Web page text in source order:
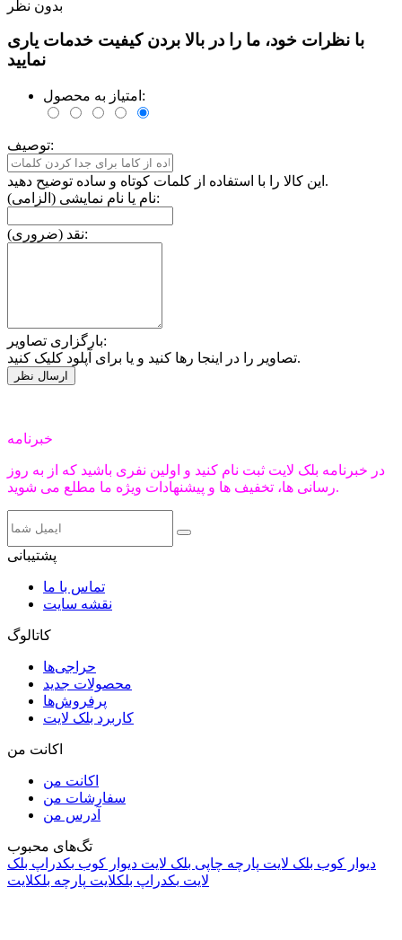
بدون نظر
با نظرات خود، ما را در بالا بردن کیفیت خدمات یاری
نمایید
امتیاز به محصول:
توصیف:
این کالا را با استفاده از کلمات کوتاه و ساده توضیح دهید.
نام یا نام نمایشی (الزامی):
نقد (ضروری):
بارگزاری تصاویر:
تصاویر را در اینجا رها کنید و یا برای آپلود کلیک کنید.
خبرنامه
در خبرنامه بلک لایت ثبت نام کنید و اولین نفری باشید که از به روز
رسانی ها، تخفیف ها و پیشنهادات ویژه ما مطلع می شوید.
پشتیبانی
تماس با ما
نقشه سایت
کاتالوگ
حراجی‌ها
محصولات جدید
پرفروش‌ها
کاربرد بلک لایت
اکانت من
اکانت من
سفارشات من
آدرس من
تگ‌های محبوب
دیوار کوب بلک لایت پارچه چاپی بلک لایت دیوار کوب بکدراپ بلک
لایت بکدراپ بلکلایت پارچه بلکلایت